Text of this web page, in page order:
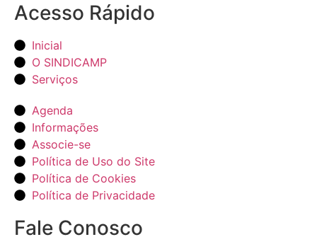
Acesso Rápido
Inicial
O SINDICAMP
Serviços
Agenda
Informações
Associe-se
Política de Uso do Site
Política de Cookies
Política de Privacidade
Fale Conosco